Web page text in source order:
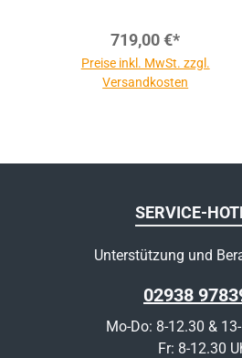
719,00 €*
Preise inkl. MwSt. zzgl.
Versandkosten
SERVICE-
Unterstützung und
02938
Mo-Do: 8-12.30 &
Fr: 8-12.30